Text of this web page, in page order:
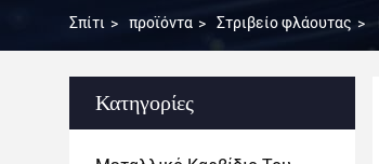
Σπίτι > προϊόντα > Στριβείο φλάουτας >
Κατηγορίες